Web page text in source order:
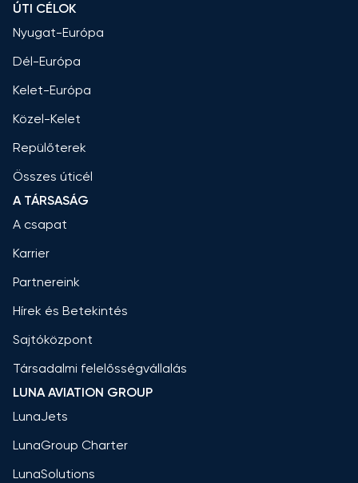
ÚTI CÉLOK
Nyugat-Európa
Dél-Európa
Kelet-Európa
Közel-Kelet
Repülőterek
Összes úticél
A TÁRSASÁG
A csapat
Karrier
Partnereink
Hírek és Betekintés
Sajtóközpont
Társadalmi felelősségvállalás
LUNA AVIATION GROUP
LunaJets
LunaGroup Charter
LunaSolutions